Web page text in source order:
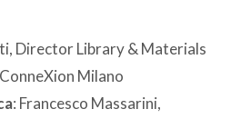
Director Library & Materials
Milano
: Francesco Massarini,